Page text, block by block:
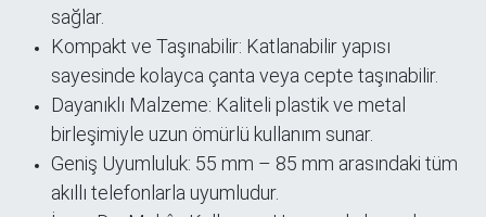
sağlar.
Kompakt ve Taşınabilir: Katlanabilir yapısı
sayesinde kolayca çanta veya cepte taşınabilir.
Dayanıklı Malzeme: Kaliteli plastik ve metal
birleşimiyle uzun ömürlü kullanım sunar.
Geniş Uyumluluk: 55 mm – 85 mm arasındaki tüm
akıllı telefonlarla uyumludur.